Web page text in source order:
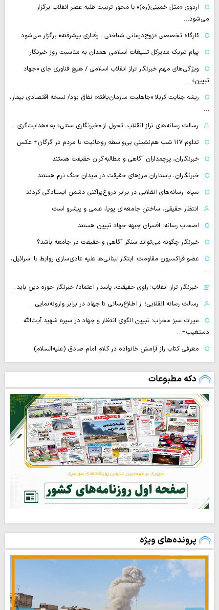
اردوی «مثل خمینی(ره)» با محور تربیت طلبه عصر انقلاب برگزار
می‌شود…
کارگاه تخصصی «زوج‌درمانی شناختی ـ رفتاری پیشرفته» برگزار می‌شود
پیام تبریک مدیرکل تبلیغات اسلامی همدان به مناسبت روز خبرنگار
ویژگی‌های مهم خبرنگار تراز انقلاب اسلامی / هیچ فناوری‌ جای «جهاد
تبیین»…
ریشه جنایت کربلا «جاهلیت سازمان‌یافته» نفاق بود/ نسخه اقتصادیِ بیمار،
…
رسالت رسانه‌های تراز انقلاب، تحول از «خبرنگاری سنتی» به «هدایت‌گری…
تداوم ۱۱۷ شب هم‌نشینی بی‌واسطه روحانیت با مردم در گرگان+ عکس
خبرنگاران، پرچمداران آگاهی و مطالبه‌گران حقیقت هستند
خبرنگاران، پاسداران مرزهای حقیقت در میدان جنگ نرم هستند
سپاه: رسانه‌های انقلابی در برابر دروغ‌پراکنی دشمن ایستادگی کردند
انتظار حقیقی، ساختن جامعه‌ای پویا، علمی و پیشرو است
اصحاب رسانه، افسران جبهه جهاد تبیین هستند
خبرنگار چگونه می‌تواند سنگر آگاهی و حقیقت در جامعه باشد؟
عضو فراکسیون مقاومت: ابتکار لبنانی‌ها علیه عادی‌سازی روابط با اسرائیل،
…
خبرنگار تراز انقلاب؛ راوی حقیقت، پاسدار اعتماد/ خبرنگار حوزه دین باید…
رسالت رسانه انقلابی؛ از اطلاع‌رسانی تا جهاد در برابر وارونه‌نمایی…
میراث سبز محراب؛ تبیین الگوی انتظار و جهاد در سیره شهید آیت‌الله
دستغیب+…
معرفی کتاب راز آرامش خانواده در کلام امام صادق (علیه‌السلام)
دکه مطبوعات
پرونده‌های ویژه